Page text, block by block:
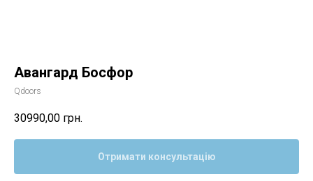
Авангард Босфор
Qdoors
30990,00 грн.
Отримати консультацію